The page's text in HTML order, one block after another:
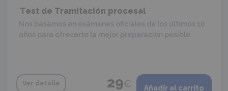
Test de Tramitación procesal
Nos basamos en exámenes oficiales de los últimos 10
años para ofrecerte la mejor preparación posible
Ver detalle 29€ Añadir al carrito